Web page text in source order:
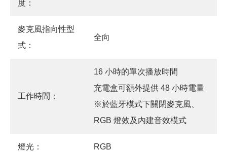
度：
麥克風指向性型
式：
全向
工作時間：
16 小時的單次播放時間
充電盒可額外提供 48 小時電量
※於藍牙模式下關閉麥克風、
RGB 燈效及內建音效模式
燈光： RGB